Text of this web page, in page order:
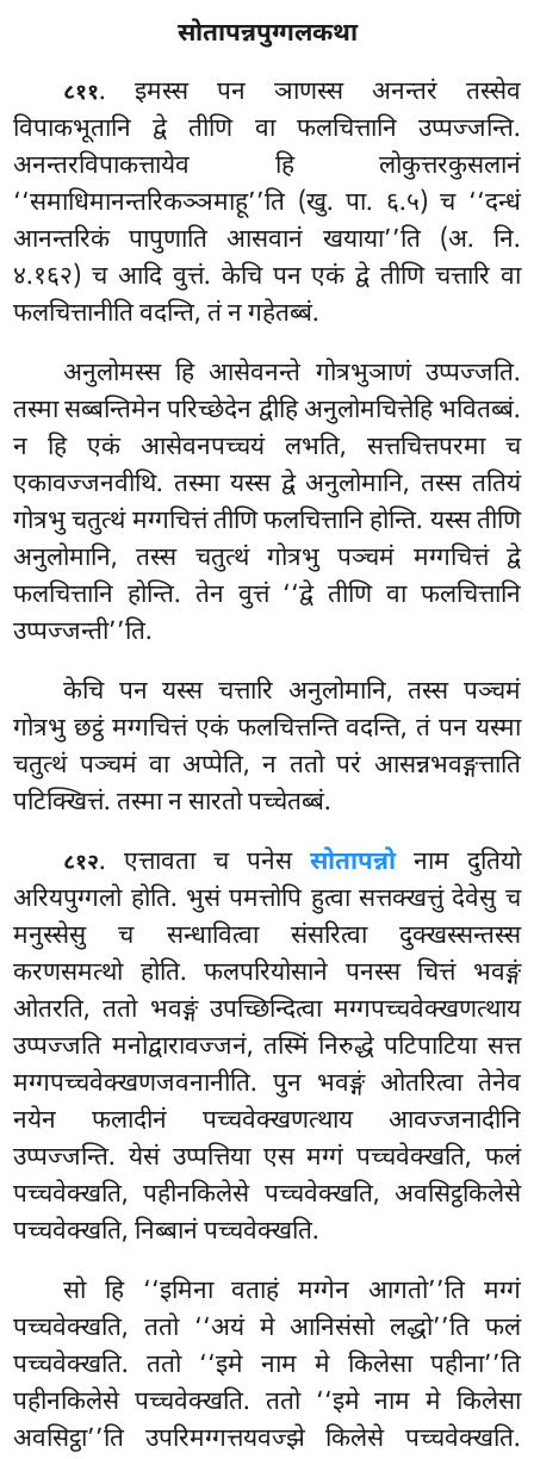
सोतापन्नपुग्गलकथा
८११. इमस्स पन ञाणस्स अनन्तरं तस्सेव
विपाकभूतानि द्वे तीणि वा फलचित्तानि उप्पज्जन्ति.
अनन्तरविपाकत्तायेव हि लोकुत्तरकुसलानं
‘‘समाधिमानन्तरिकञ्ञमाहू’’ति (खु. पा. ६.५) च ‘‘दन्धं
आनन्तरिकं पापुणाति आसवानं खयाया’’ति (अ. नि.
४.१६२) च आदि वुत्तं. केचि पन एकं द्वे तीणि चत्तारि वा
फलचित्तानीति वदन्ति, तं न गहेतब्बं.
अनुलोमस्स हि आसेवनन्ते गोत्रभुञाणं उप्पज्जति.
तस्मा सब्बन्तिमेन परिच्छेदेन द्वीहि अनुलोमचित्तेहि भवितब्बं.
न हि एकं आसेवनपच्चयं लभति, सत्तचित्तपरमा च
एकावज्जनवीथि. तस्मा यस्स द्वे अनुलोमानि, तस्स ततियं
गोत्रभु चतुत्थं मग्गचित्तं तीणि फलचित्तानि होन्ति. यस्स तीणि
अनुलोमानि, तस्स चतुत्थं गोत्रभु पञ्चमं मग्गचित्तं द्वे
फलचित्तानि होन्ति. तेन वुत्तं ‘‘द्वे तीणि वा फलचित्तानि
उप्पज्जन्ती’’ति.
केचि पन यस्स चत्तारि अनुलोमानि, तस्स पञ्चमं
गोत्रभु छट्ठं मग्गचित्तं एकं फलचित्तन्ति वदन्ति, तं पन यस्मा
चतुत्थं पञ्चमं वा अप्पेति, न ततो परं आसन्नभवङ्गत्ताति
पटिक्खित्तं. तस्मा न सारतो पच्चेतब्बं.
८१२. एत्तावता च पनेस सोतापन्नोनाम दुतियो
अरियपुग्गलो होति. भुसं पमत्तोपि हुत्वा सत्तक्खत्तुं देवेसु च
मनुस्सेसु च सन्धावित्वा संसरित्वा दुक्खस्सन्तस्स
करणसमत्थो होति. फलपरियोसाने पनस्स चित्तं भवङ्गं
ओतरति, ततो भवङ्गं उपच्छिन्दित्वा मग्गपच्चवेक्खणत्थाय
उप्पज्जति मनोद्वारावज्जनं, तस्मिं निरुद्धे पटिपाटिया सत्त
मग्गपच्चवेक्खणजवनानीति. पुन भवङ्गं ओतरित्वा तेनेव
नयेनफलादीनं पच्चवेक्खणत्थाय आवज्जनादीनि
उप्पज्जन्ति. येसं उप्पत्तिया एस मग्गं पच्चवेक्खति, फलं
पच्चवेक्खति, पहीनकिलेसे पच्चवेक्खति, अवसिट्ठकिलेसे
पच्चवेक्खति, निब्बानं पच्चवेक्खति.
सो हि ‘‘इमिना वताहं मग्गेन आगतो’’ति मग्गं
पच्चवेक्खति, ततो ‘‘अयं मे आनिसंसो लद्धो’’ति फलं
पच्चवेक्खति. ततो ‘‘इमे नाम मे किलेसा पहीना’’ति
पहीनकिलेसे पच्चवेक्खति. ततो ‘‘इमे नाम मे किलेसा
अवसिट्ठा’’ति उपरिमग्गत्तयवज्झे किलेसे पच्चवेक्खति.